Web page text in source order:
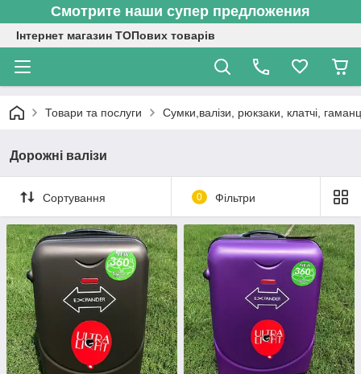
Смотрите наши супер предложения
Інтернет магазин ТОПових товарів
Товари та послуги Сумки,валізи, рюкзаки, клатчі,
Дорожні валізи
Сортування 0 Фільтри